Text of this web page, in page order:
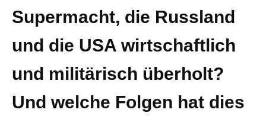
Supermacht, die Russland
und die USA wirtschaftlich
und militärisch überholt?
Und welche Folgen hat dies